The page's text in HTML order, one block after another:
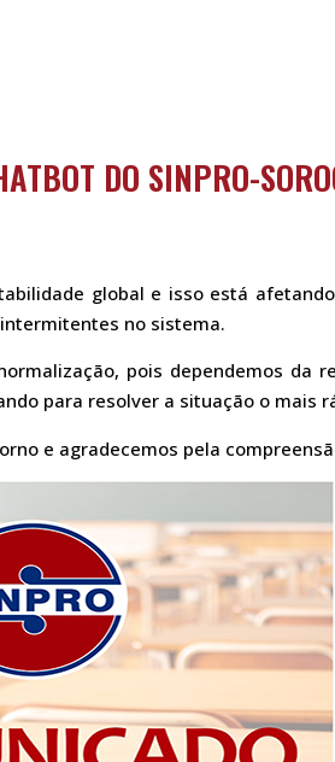
DO SINPRO-
global e isso está
no sistema.
pois dependemos da
para resolver a situação o mais
e agradecemos pela